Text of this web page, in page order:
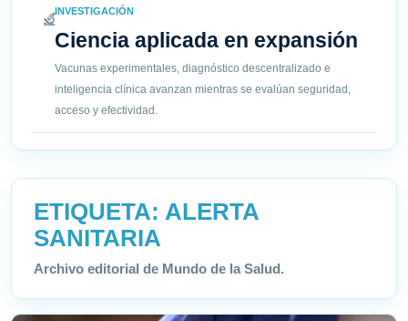
INVESTIGACIÓN
Ciencia aplicada en expansión
Vacunas experimentales, diagnóstico descentralizado e
inteligencia clínica avanzan mientras se evalúan seguridad,
acceso y efectividad.
ETIQUETA: ALERTA
SANITARIA
Archivo editorial de Mundo de la Salud.